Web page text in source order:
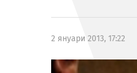
2 януари 2013, 17:22